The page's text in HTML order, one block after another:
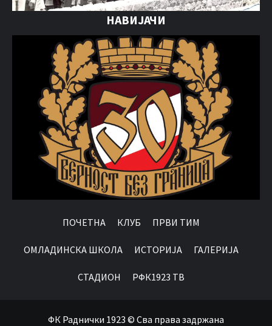
НАВИЈАЧИ
ПОЧЕТНА КЛУБ ПРВИ ТИМ
OМЛАДИНСКА ШКОЛА ИСТОРИЈА ГАЛЕРИЈА
СТАДИОН РФК1923 ТВ
ФК Раднички 1923 © Сва права задржана